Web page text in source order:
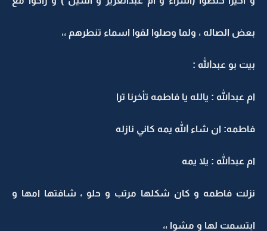
بعض الصاله ، ولما وصلوا لقوا اسماء تنطرهم ،،
بيت بو عبدالله :
ام عبدالله : يالله يا فاطمه تأخرنا ترا
فاطمه: ان شاء الله يمه كاني نازله
ام عبدالله : يلا يمه
نزلت فاطمه و كان شكلها مرتب و حلو ، شافتها امها و
ابتسمت لها و مشوا ،،